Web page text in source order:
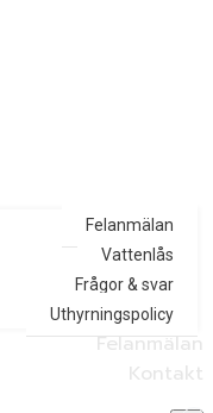
Felanmälan
Vattenlås
Frågor & svar
Uthyrningspolicy
Felanmälan
Kontakt